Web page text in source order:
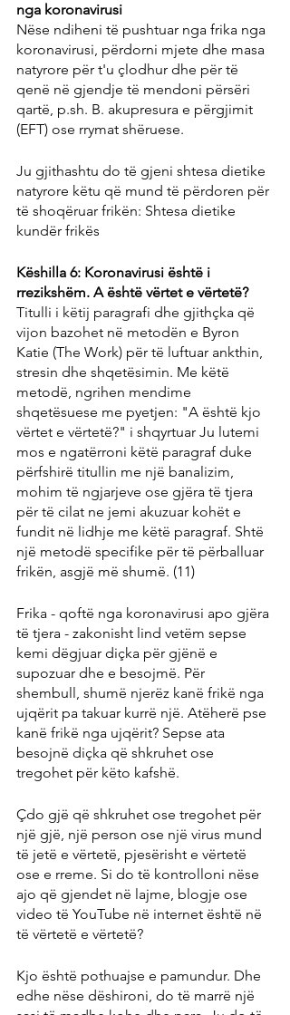
nga koronavirusi
Nëse ndiheni të pushtuar nga frika nga
koronavirusi, përdorni mjete dhe masa
natyrore për t'u çlodhur dhe për të
qenë në gjendje të mendoni përsëri
qartë, p.sh. B. akupresura e përgjimit
(EFT) ose rrymat shëruese.
Ju gjithashtu do të gjeni shtesa dietike
natyrore këtu që mund të përdoren për
të shoqëruar frikën: Shtesa dietike
kundër frikës
Këshilla 6: Koronavirusi është i
rrezikshëm. A është vërtet e vërtetë?
Titulli i këtij paragrafi dhe gjithçka që
vijon bazohet në metodën e Byron
Katie (The Work) për të luftuar ankthin,
stresin dhe shqetësimin. Me këtë
metodë, ngrihen mendime
shqetësuese me pyetjen: "A është kjo
vërtet e vërtetë?" i shqyrtuar Ju lutemi
mos e ngatërroni këtë paragraf duke
përfshirë titullin me një banalizim,
mohim të ngjarjeve ose gjëra të tjera
për të cilat ne jemi akuzuar kohët e
fundit në lidhje me këtë paragraf. Shtë
një metodë specifike për të përballuar
frikën, asgjë më shumë. (11)
Frika - qoftë nga koronavirusi apo gjëra
të tjera - zakonisht lind vetëm sepse
kemi dëgjuar diçka për gjënë e
supozuar dhe e besojmë. Për
shembull, shumë njerëz kanë frikë nga
ujqërit pa takuar kurrë një. Atëherë pse
kanë frikë nga ujqërit? Sepse ata
besojnë diçka që shkruhet ose
tregohet për këto kafshë.
Çdo gjë që shkruhet ose tregohet për
një gjë, një person ose një virus mund
të jetë e vërtetë, pjesërisht e vërtetë
ose e rreme. Si do të kontrolloni nëse
ajo që gjendet në lajme, blogje ose
video të YouTube në internet është në
të vërtetë e vërtetë?
Kjo është pothuajse e pamundur. Dhe
edhe nëse dëshironi, do të marrë një